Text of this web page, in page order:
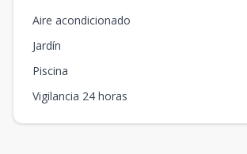
Aire acondicionado
Jardín
Piscina
Vigilancia 24 horas